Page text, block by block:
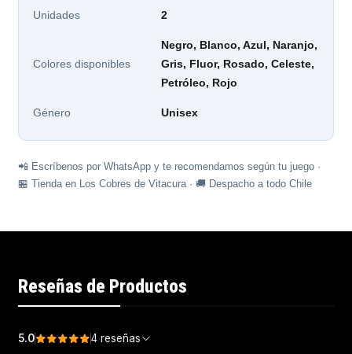
Unidades 2
Colores disponibles
Negro, Blanco, Azul, Naranjo,
Gris, Fluor, Rosado, Celeste,
Petróleo, Rojo
Género Unisex
📲 Escríbenos por WhatsApp y te recomendamos según tu juego ·
🏪 Tienda en Los Cobres de Vitacura · 🚚 Despacho a todo Chile
Reseñas de Productos
5.0 4 reseñas